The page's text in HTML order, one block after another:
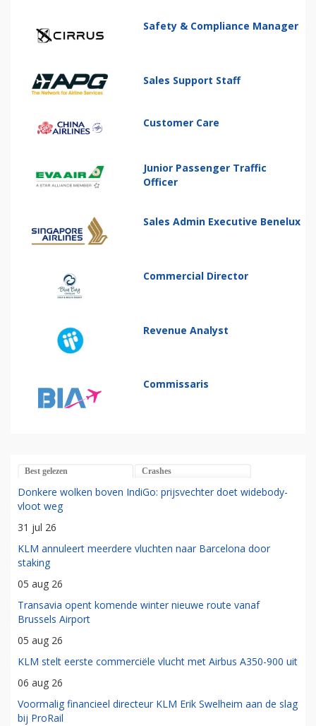
Safety & Compliance Manager
Sales Support Staff
Customer Care
Junior Passenger Traffic
Officer
Sales Admin Executive Benelux
Commercial Director
Revenue Analyst
Commissaris
Best gelezen Crashes
Donkere wolken boven IndiGo: prijsvechter doet widebody-
vloot weg
31 jul 26
KLM annuleert meerdere vluchten naar Barcelona door
staking
05 aug 26
Transavia opent komende winter nieuwe route vanaf
Brussels Airport
05 aug 26
KLM stelt eerste commerciële vlucht met Airbus A350-900 uit
06 aug 26
Voormalig financieel directeur KLM Erik Swelheim aan de slag
bij ProRail